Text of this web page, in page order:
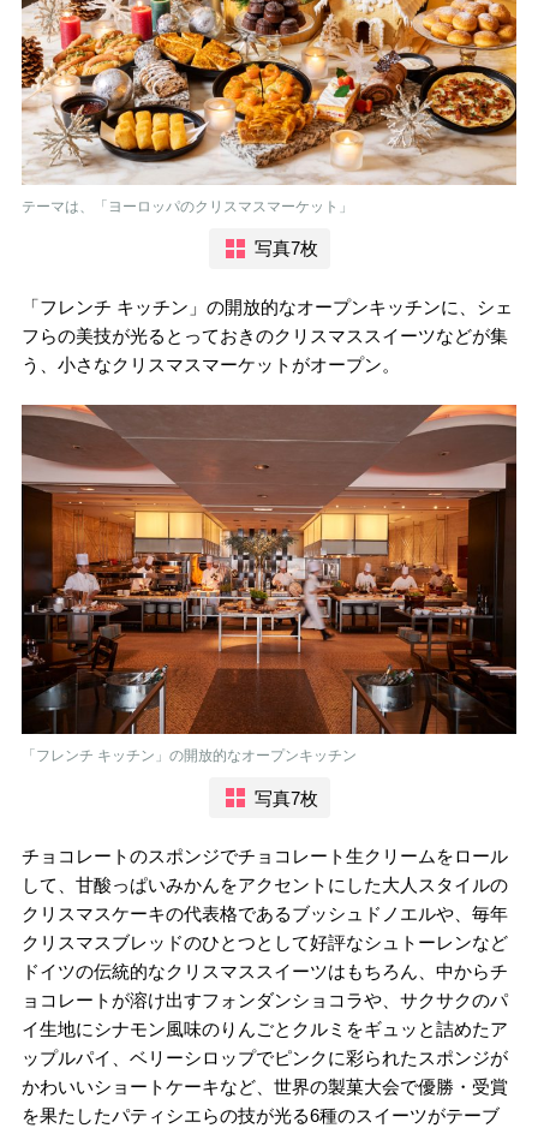
テーマは、「ヨーロッパのクリスマスマーケット」
写真7枚
「フレンチ キッチン」の開放的なオープンキッチンに、シェ
フらの美技が光るとっておきのクリスマススイーツなどが集
う、小さなクリスマスマーケットがオープン。
「フレンチ キッチン」の開放的なオープンキッチン
写真7枚
チョコレートのスポンジでチョコレート生クリームをロール
して、甘酸っぱいみかんをアクセントにした大人スタイルの
クリスマスケーキの代表格であるブッシュドノエルや、毎年
クリスマスブレッドのひとつとして好評なシュトーレンなど
ドイツの伝統的なクリスマススイーツはもちろん、中からチ
ョコレートが溶け出すフォンダンショコラや、サクサクのパ
イ生地にシナモン風味のりんごとクルミをギュッと詰めたア
ップルパイ、ベリーシロップでピンクに彩られたスポンジが
かわいいショートケーキなど、世界の製菓大会で優勝・受賞
を果たしたパティシエらの技が光る6種のスイーツがテーブ